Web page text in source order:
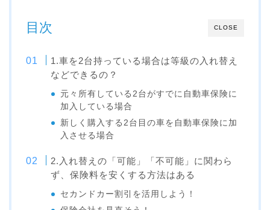
CLOSE
目次
1.車を2台持っている場合は等級の入れ替え
などできるの？
元々所有している2台がすでに自動車保険に
加入している場合
新しく購入する2台目の車を自動車保険に加
入させる場合
2.入れ替えの「可能」「不可能」に関わら
ず、保険料を安くする方法はある
セカンドカー割引を活用しよう！